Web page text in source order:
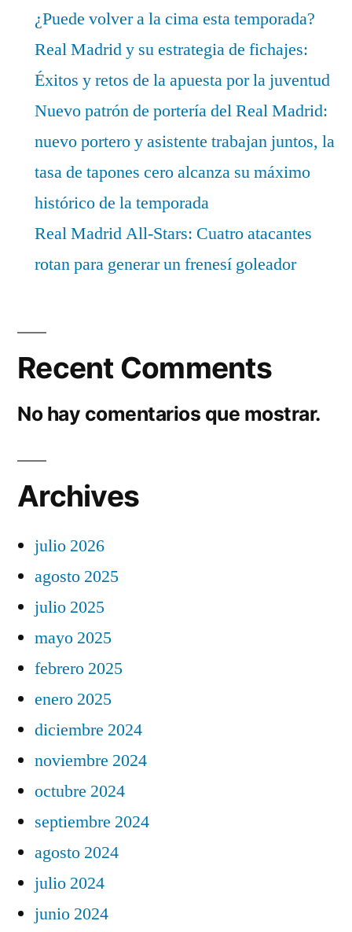
¿Puede volver a la cima esta temporada?
Real Madrid y su estrategia de fichajes:
Éxitos y retos de la apuesta por la juventud
Nuevo patrón de portería del Real Madrid:
nuevo portero y asistente trabajan juntos, la
tasa de tapones cero alcanza su máximo
histórico de la temporada
Real Madrid All-Stars: Cuatro atacantes
rotan para generar un frenesí goleador
Recent Comments
No hay comentarios que mostrar.
Archives
julio 2026
agosto 2025
julio 2025
mayo 2025
febrero 2025
enero 2025
diciembre 2024
noviembre 2024
octubre 2024
septiembre 2024
agosto 2024
julio 2024
junio 2024